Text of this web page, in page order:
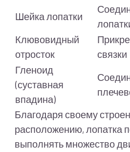
Шейка лопатки
Клювовидный
отросток
связки
Гленоид
(суставная
впадина)
Благодаря своему
расположению, лопатка
выполнять множество